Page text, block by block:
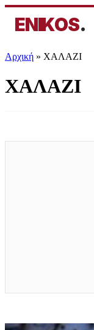
ENIKOS.
Αρχική » ΧΑΛΑΖΙ
ΧΑΛΑΖΙ